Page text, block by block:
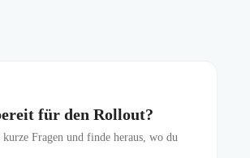
für den Rollout?
kurze Fragen und finde heraus, wo du